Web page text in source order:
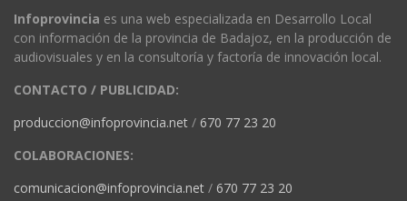
Infoprovincia es una web especializada en Desarrollo Local
con información de la provincia de Badajoz, en la producción de
audiovisuales y en la consultoría y factoría de innovación local.
CONTACTO / PUBLICIDAD:
produccion@infoprovincia.net / 670 77 23 20
COLABORACIONES:
comunicacion@infoprovincia.net / 670 77 23 20